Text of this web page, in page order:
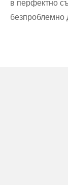
безпроблемно